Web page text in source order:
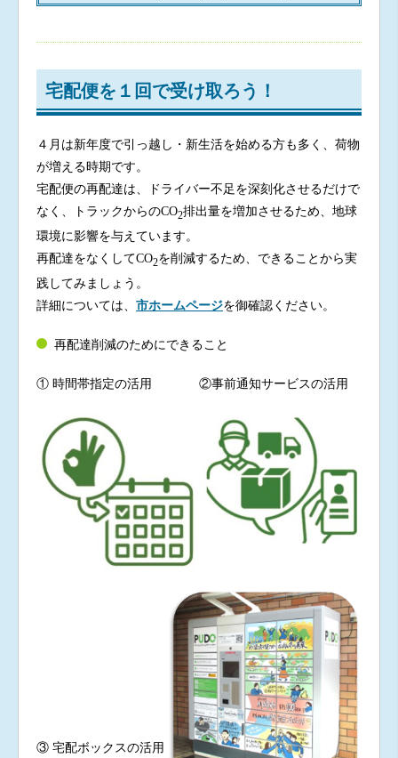
宅配便を１回で受け取ろう！
４月は新年度で引っ越し・新生活を始める方も多く、荷物
が増える時期です。
宅配便の再配達は、ドライバー不足を深刻化させるだけで
なく、トラックからのCO2排出量を増加させるため、地球
環境に影響を与えています。
再配達をなくしてCO2を削減するため、できることから実
践してみましょう。
詳細については、 市ホームページを御確認ください。
再配達削減のためにできること
① 時間帯指定の活用 ②事前通知サービスの活用
③ 宅配ボックスの活用